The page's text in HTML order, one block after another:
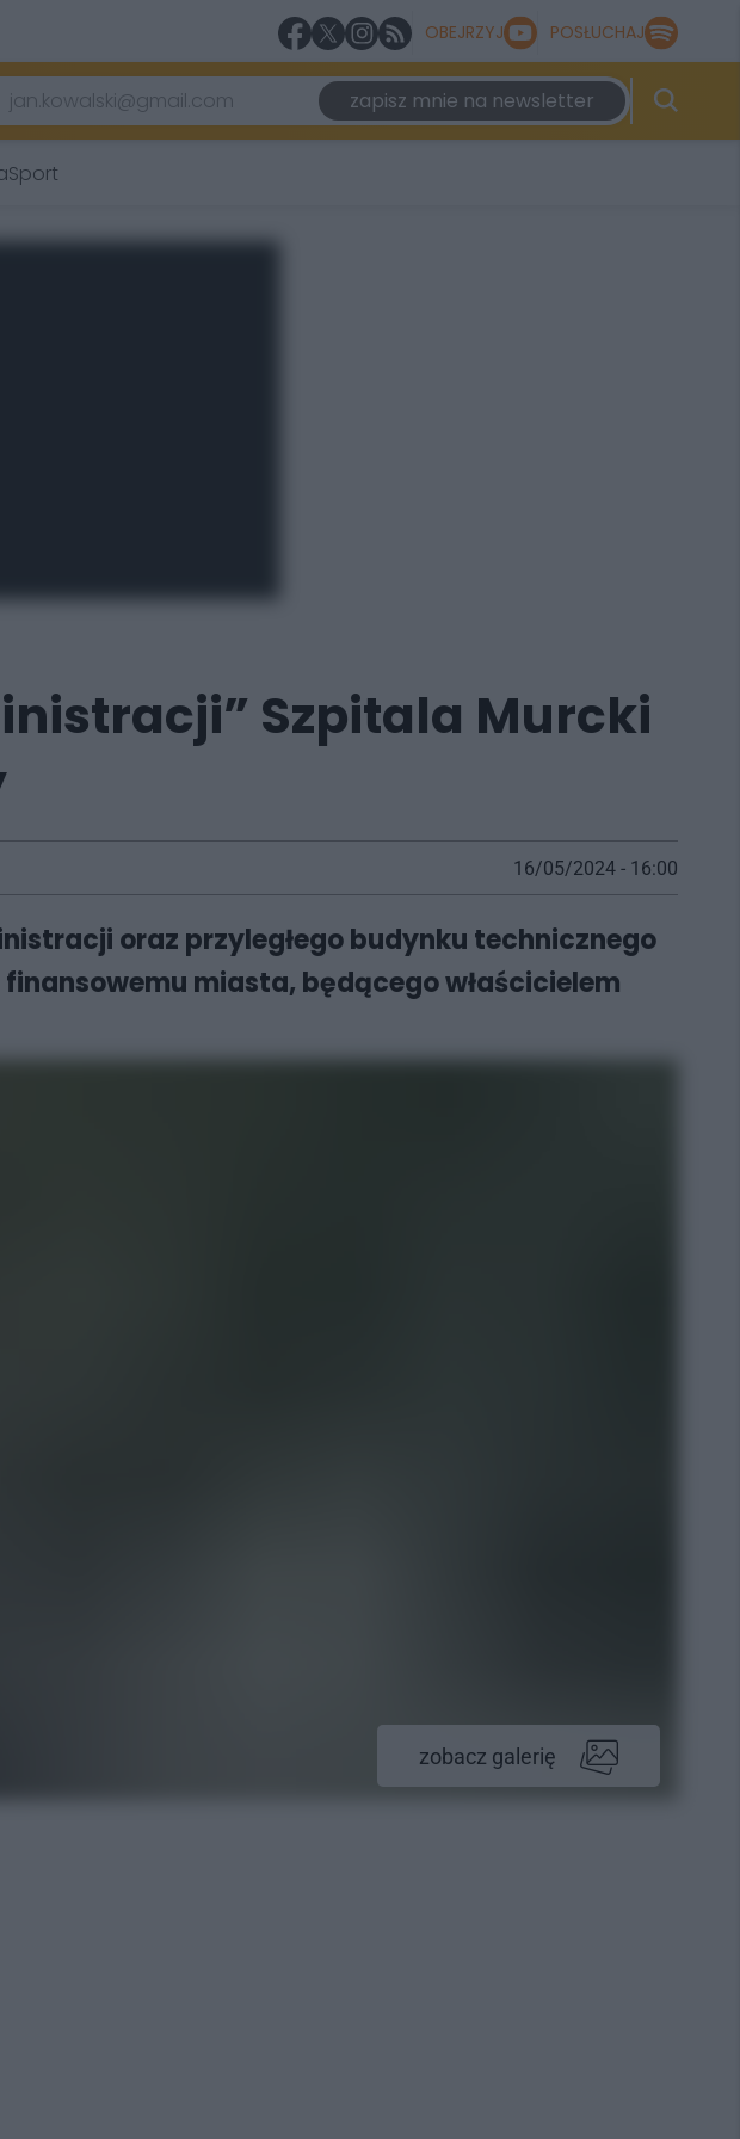
OBEJRZYJ POSŁUCHAJ
zapisz mnie na newsletter
Sport
Szpitala Murcki
16/05/2024 - 16:00
oraz przyległego budynku technicznego
miasta, będącego właścicielem
zobacz galerię